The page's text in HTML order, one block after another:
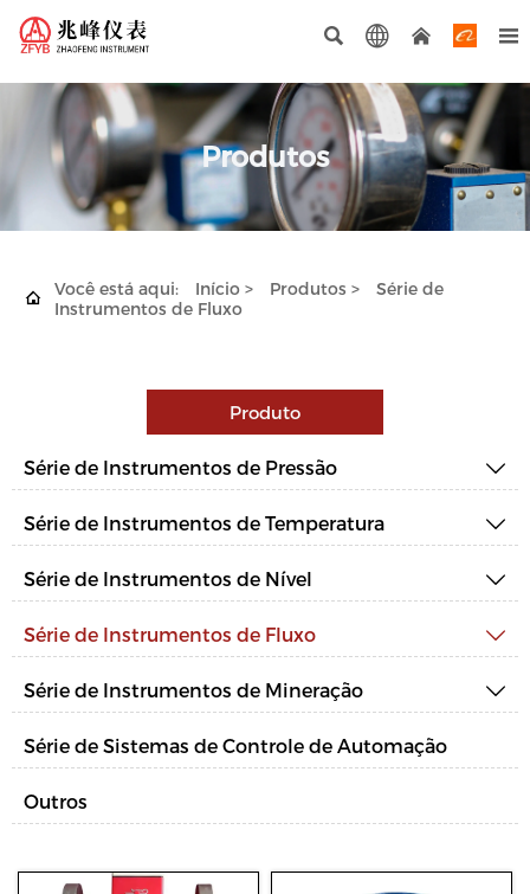
   
Produtos
 Você está aqui: Início > Produtos >
Série de
Instrumentos de Fluxo
Produto
Série de Instrumentos de Pressão 
Série de Instrumentos de Temperatura 
Série de Instrumentos de Nível 
Série de Instrumentos de Fluxo 
Série de Instrumentos de Mineração 
Série de Sistemas de Controle de Automação
Outros